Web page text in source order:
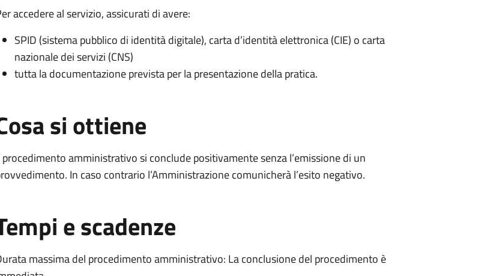
accedere al servizio, assicurati di avere:
SPID (sistema pubblico di identità digitale), carta d’identità elettronica (CIE) o carta
nazionale dei servizi (CNS)
tutta la documentazione prevista per la presentazione della pratica.
si ottiene
procedimento amministrativo si conclude positivamente senza l’emissione di un
In caso contrario l’Amministrazione comunicherà l’esito negativo.
e scadenze
massima del procedimento amministrativo: La conclusione del procedimento è